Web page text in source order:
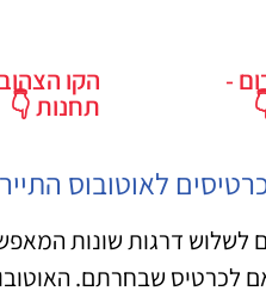
- הקו
תחנות 👇
לאוטובוס